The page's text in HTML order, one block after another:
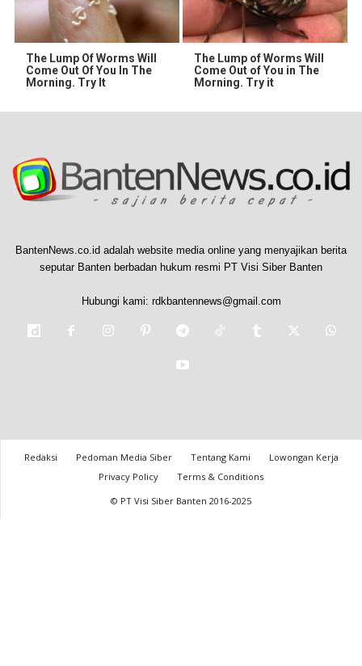
The Lump Of Worms Will
Come Out Of You In The
Morning. Try It
The Lump of Worms Will
Come Out of You in The
Morning. Try it
BantenNews.co.id adalah website media online yang menyajikan berita
seputar Banten berbadan hukum resmi PT Visi Siber Banten
Hubungi kami: rdkbantennews@gmail.com
Redaksi Pedoman Media Siber Tentang Kami
Lowongan Kerja
Privacy Policy
Terms & Conditions
© PT Visi Siber Banten 2016-2025